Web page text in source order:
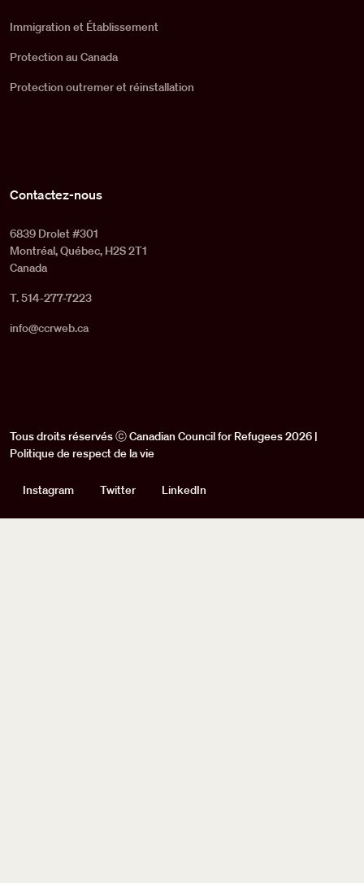
Immigration et Établissement
Protection au Canada
Protection outremer et réinstallation
Contactez-nous
6839 Drolet #301
Montréal, Québec, H2S 2T1
Canada
T. 514-277-7223
info@ccrweb.ca
Tous droits réservés ⓒ Canadian Council for Refugees 2026 |
Politique de respect de la vie
Social
Instagram Twitter LinkedIn